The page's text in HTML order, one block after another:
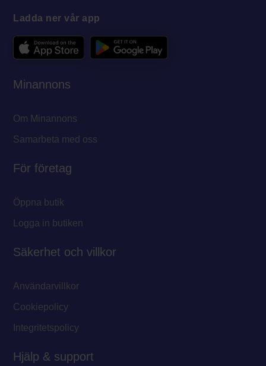
Ladda ner vår app
Minannons
Om Minannons
Samarbeta med oss
För företag
Öppna butik
Logga in butiken
Säkerhet och villkor
Användarvillkor
Cookiepolicy
Integritetspolicy
Hjälp & support